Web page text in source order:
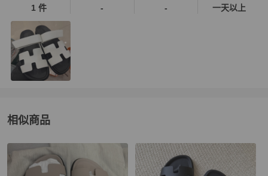
1 件 - - 一天以上
相似商品
更多相似Hermès女鞋推薦精品